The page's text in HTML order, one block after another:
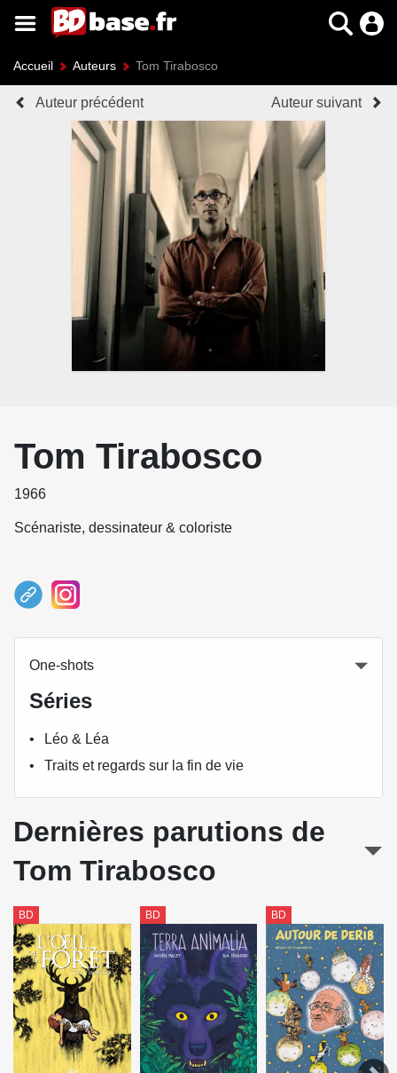
Accueil Auteurs Tom Tirabosco
Auteur précédent Auteur suivant
Tom Tirabosco
1966
Scénariste, dessinateur & coloriste
One-shots
Séries
Léo & Léa
Traits et regards sur la fin de vie
Dernières parutions de
Tom Tirabosco
BD BD BD